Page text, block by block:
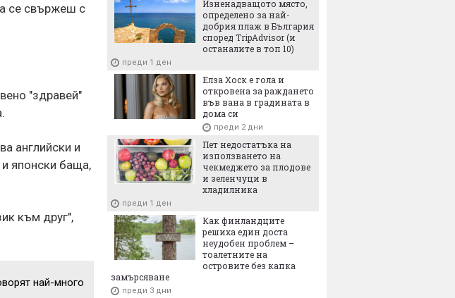
се свържеш с
"здравей"
английски и
и японски баща,
към друг",
най-много
Испанската престолонаследница принцеса
Леонор, каквато не сме я виждали досега
преди 5 часа
Изненадващото място,
определено за най-
добрия плаж в България
според TripAdvisor (и
останалите в топ 10)
преди 1 ден
Елза Хоск е гола и
откровена за раждането
във вана в градината в
дома си
преди 2 дни
Пет недостатъка на
използването на
чекмеджето за плодове
и зеленчуци в
хладилника
преди 1 ден
Как финландците
решиха един доста
неудобен проблем –
тоалетните на
островите без капка
замърсяване
преди 3 дни